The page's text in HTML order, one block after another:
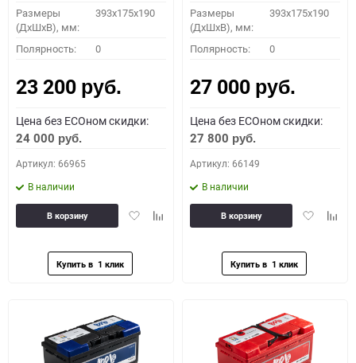
Размеры
(ДхШхВ), мм:
393x175x190
Полярность: 0
23 200 руб.
Цена без ECOном скидки:
24 000 руб.
Артикул: 66965
В наличии
ДобавитьДобавить
В корзину
Размеры
(ДхШхВ), мм:
393x175x190
Полярность: 0
27 000 руб.
Цена без ECOном скидки:
27 800 руб.
Артикул: 66149
В наличии
Добавить
В корзину